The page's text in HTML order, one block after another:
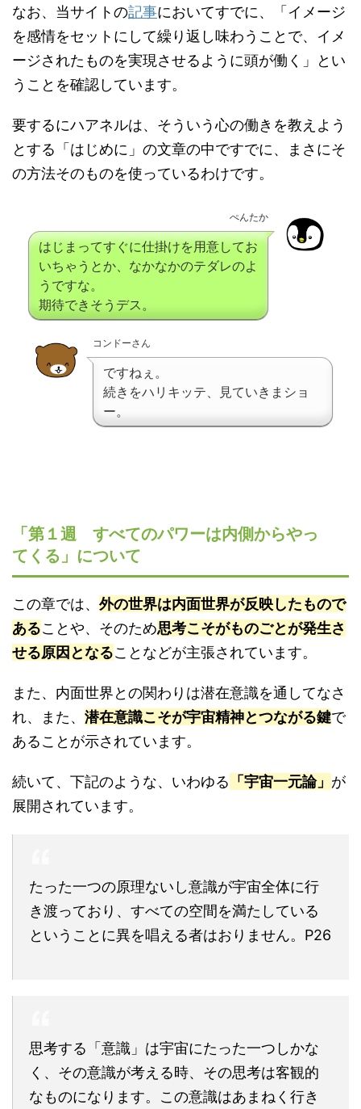
なお、当サイトの記事においてすでに、「イメージ
を感情をセットにして繰り返し味わうことで、イメ
ージされたものを実現させるように頭が働く」とい
うことを確認しています。
要するにハアネルは、そういう心の働きを教えよう
とする「はじめに」の文章の中ですでに、まさにそ
の方法そのものを使っているわけです。
ぺんたか
はじまってすぐに仕掛けを用意してお
いちゃうとか、なかなかのテダレのよ
うですな。
期待できそうデス。
コンドーさん
ですねぇ。
続きをハリキッテ、見ていきまショ
ー。
「第１週 すべてのパワーは内側からやっ
てくる」について
この章では、 外の世界は内面世界が反映したもので
あることや、そのため思考こそがものごとが発生さ
せる原因となることなどが主張されています。
また、内面世界との関わりは潜在意識を通してなさ
れ、また、 潜在意識こそが宇宙精神とつながる鍵で
あることが示されています。
続いて、下記のような、いわゆる 「宇宙一元論」 が
展開されています。
たった一つの原理ないし意識が宇宙全体に行
き渡っており、すべての空間を満たしている
ということに異を唱える者はおりません。P26
思考する「意識」は宇宙にたった一つしかな
く、その意識が考える時、その思考は客観的
なものになります。この意識はあまねく行き